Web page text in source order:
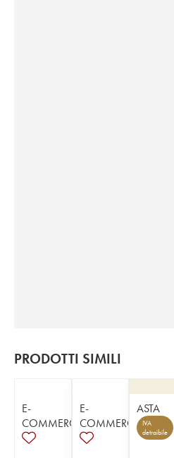
PRODOTTI SIMILI
E-
COMMERCE
E-
COMMERCE
ASTA
IVA
detraibile